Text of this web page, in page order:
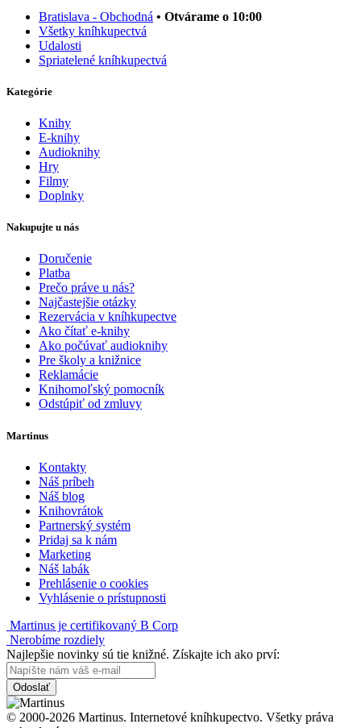
Bratislava - Obchodná • Otvárame o 10:00
Všetky kníhkupectvá
Udalosti
Spriatelené kníhkupectvá
Kategórie
Knihy
E-knihy
Audioknihy
Hry
Filmy
Doplnky
Nakupujte u nás
Doručenie
Platba
Prečo práve u nás?
Najčastejšie otázky
Rezervácia v kníhkupectve
Ako čítať e-knihy
Ako počúvať audioknihy
Pre školy a knižnice
Reklamácie
Knihomoľský pomocník
Odstúpiť od zmluvy
Martinus
Kontakty
Náš príbeh
Náš blog
Knihovrátok
Partnerský systém
Pridaj sa k nám
Marketing
Náš labák
Prehlásenie o cookies
Vyhlásenie o prístupnosti
Martinus je certifikovaný B Corp
Nerobíme rozdiely
Najlepšie novinky sú tie knižné. Získajte ich ako prví:
Odoslať
© 2000-2026 Martinus. Internetové kníhkupectvo. Všetky práva